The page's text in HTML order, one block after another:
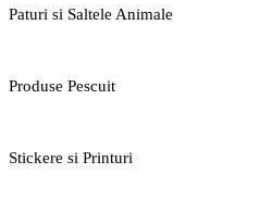
Paturi si Saltele Animale
Produse Pescuit
Stickere si Printuri